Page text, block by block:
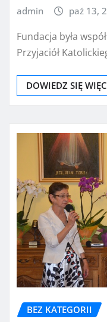
admin paź 13,
Fundacja była
Przyjaciół
DOWIEDZ SIĘ
BEZ KATEGORII